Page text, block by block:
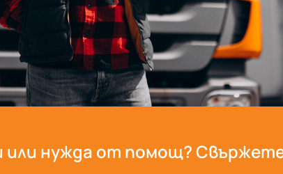
нужда от помощ? Свържете